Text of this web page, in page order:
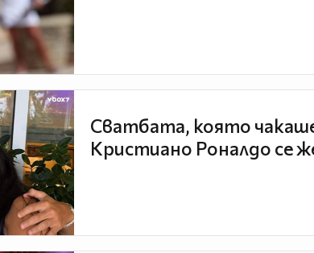
Сватбата, която
Кристиано Роналдо се